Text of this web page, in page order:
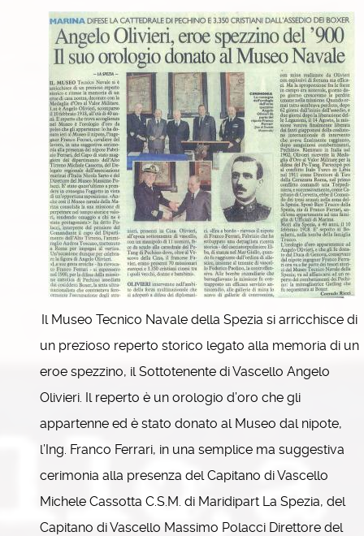
Il Museo Tecnico Navale della Spezia si arricchisce di
un prezioso reperto storico legato alla memoria di un
eroe spezzino, il Sottotenente di Vascello Angelo
Olivieri. Il reperto è un orologio d’oro che gli
appartenne ed è stato donato al Museo dal nipote,
l’Ing. Franco Ferrari, in una semplice ma suggestiva
cerimonia alla presenza del Capitano di Vascello
Michele Cassotta C.S.M. di Maridipart La Spezia, del
Capitano di Vascello Massimo Polacci Direttore del